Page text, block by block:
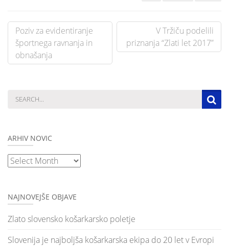
Post
navigation
Poziv za evidentiranje
športnega ravnanja in
obnašanja
V Tržiču podelili
priznanja “Zlati let 2017”
ARHIV NOVIC
Arhiv
NAJNOVEJŠE OBJAVE
Zlato slovensko košarkarsko poletje
Slovenija je najboljša košarkarska ekipa do 20 let v Evropi